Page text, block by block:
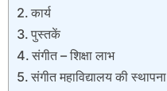
कार्य
पुस्तकें
संगीत – शिक्षा लाभ
संगीत महाविद्यालय की स्थापना